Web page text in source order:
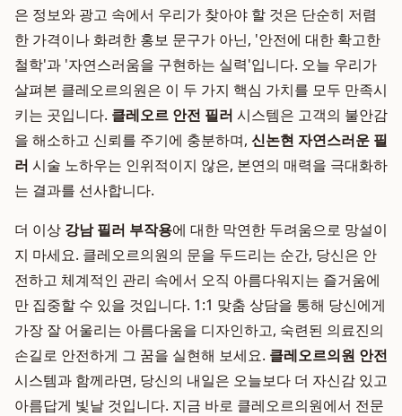
은 정보와 광고 속에서 우리가 찾아야 할 것은 단순히 저렴
한 가격이나 화려한 홍보 문구가 아닌, '안전에 대한 확고한
철학'과 '자연스러움을 구현하는 실력'입니다. 오늘 우리가
살펴본 클레오르의원은 이 두 가지 핵심 가치를 모두 만족시
키는 곳입니다. 클레오르 안전 필러 시스템은 고객의 불안감
을 해소하고 신뢰를 주기에 충분하며, 신논현 자연스러운 필
러 시술 노하우는 인위적이지 않은, 본연의 매력을 극대화하
는 결과를 선사합니다.
더 이상 강남 필러 부작용에 대한 막연한 두려움으로 망설이
지 마세요. 클레오르의원의 문을 두드리는 순간, 당신은 안
전하고 체계적인 관리 속에서 오직 아름다워지는 즐거움에
만 집중할 수 있을 것입니다. 1:1 맞춤 상담을 통해 당신에게
가장 잘 어울리는 아름다움을 디자인하고, 숙련된 의료진의
손길로 안전하게 그 꿈을 실현해 보세요. 클레오르의원 안전
시스템과 함께라면, 당신의 내일은 오늘보다 더 자신감 있고
아름답게 빛날 것입니다. 지금 바로 클레오르의원에서 전문